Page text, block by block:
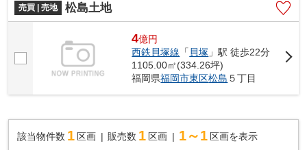
売買 | 売地 松島土地
4億円
西鉄貝塚線 「 貝塚 」駅 徒歩22分
1105.00㎡(334.26坪)
福岡県福岡市東区松島 ５丁目
該当物件数 1 区画 販売数 1 区画 1～1 区画を表示